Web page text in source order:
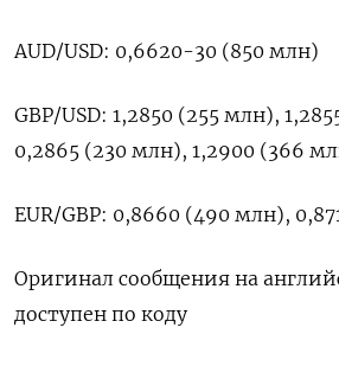
AUD/USD: 0,6620-30 (850 млн)
GBP/USD: 1,2850 (255 млн),
0,2865 (230 млн), 1,2900 (366
EUR/GBP: 0,8660 (490 млн),
Оригинал сообщения на
доступен по коду